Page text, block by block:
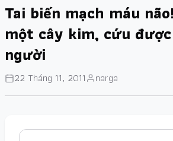
Tai biến mạch máu
một cây kim, cứu
người
22 Tháng 11, 2011 narga